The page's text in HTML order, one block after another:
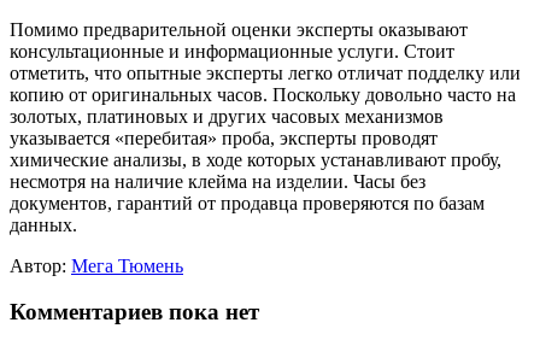
Помимо предварительной оценки эксперты оказывают
консультационные и информационные услуги. Стоит
отметить, что опытные эксперты легко отличат подделку или
копию от оригинальных часов. Поскольку довольно часто на
золотых, платиновых и других часовых механизмов
указывается «перебитая» проба, эксперты проводят
химические анализы, в ходе которых устанавливают пробу,
несмотря на наличие клейма на изделии. Часы без
документов, гарантий от продавца проверяются по базам
данных.
Автор: Мега Тюмень
Комментариев пока нет